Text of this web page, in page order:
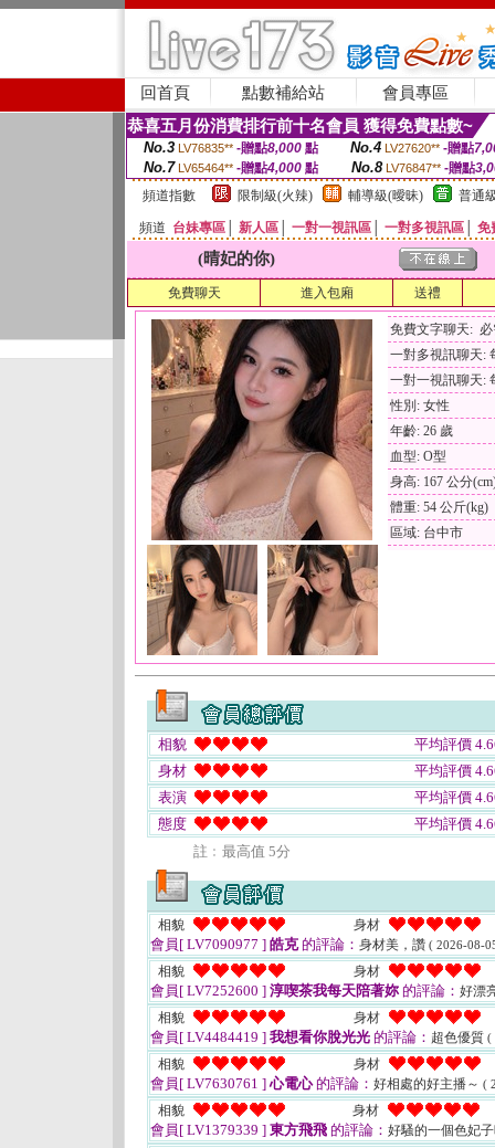
回首頁 點數補給站 會員專區
恭喜五月份消費排行前十名會員 獲得免費點數~
No.3 LV76835** -贈點8,000點 No.4 LV27620** -贈點
No.7 LV65464** -贈點4,000 點 No.8 LV76847** -贈點
頻道指數
限制級(火辣) 輔導級(曖昧) 普通
頻道 台妹專區 新人區 一對一視訊區 一對多視訊區 免
(晴妃的你)
免費聊天 進入包廂 送禮
免費文字聊天:
一對多視訊聊天:
一對一視訊聊天:
性別: 女性
年齡: 26 歲
血型: O型
身高: 167 公分
體重: 54 公斤(kg)
區域: 台中市
相貌
平均評價
身材
平均評價
表演
平均評價
態度
平均評價
註﹕最高值 5分
相貌 身材
會員[ LV7090977 ] 皓克的評論： 身材美，讚 ( 2026-08-
相貌 身材
會員[ LV7252600 ] 淳喫茶我每天陪著妳的評論： 好漂
相貌
身材
會員[ LV4484419 ] 我想看你脫光光 的評論： 超色優質 (
相貌 身材
會員[ LV7630761 ]心電心的評論： 好相處的好主播～ (
相貌 身材
會員[ LV1379339 ] 東方飛飛 的評論： 好騷的一個色妃